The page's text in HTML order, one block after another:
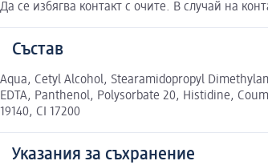
Да се избягва контакт с очите. В случай на
Състав
Aqua, Cetyl Alcohol, Stearamidopropyl
EDTA, Panthenol, Polysorbate 20, Histidine,
19140, CI 17200
Указания за съхранение